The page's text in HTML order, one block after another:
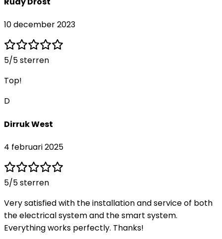
10 december 2023
5/5 sterren
Top!
D
Dirruk West
4 februari 2025
5/5 sterren
Very satisfied with the installation and service of both
the electrical system and the smart system.
Everything works perfectly. Thanks!